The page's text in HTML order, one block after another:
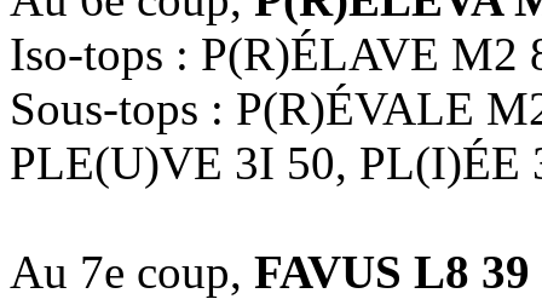
Iso-tops : P(R)ÉLAVE M2
Sous-tops : P(R)ÉVALE
PLE(U)VE 3I 50, PL(I)ÉE
Au 7e coup, FAVUS L8 39